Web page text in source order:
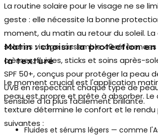
La routine solaire pour le visage ne se
geste : elle nécessite la bonne
moment, du matin au retour du soleil.
solaires visagerassemble 40 références
crèmes, fluides, sticks et soins après-
SPF 50+, conçus pour protéger la peau
UVB en respectant chaque type de
sensible à la plus facilement brillante.
Matin : choisir la protection
la texture
Le moment crucial est l'application
peau est propre et prête à absorber. Le
texture détermine le confort et le rendu
suivantes :
Fluides et sérums légers — comme